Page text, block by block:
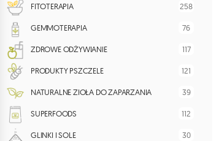
FITOTERAPIA 258
GEMMOTERAPIA 76
ZDROWE ODŻYWIANIE 117
PRODUKTY PSZCZELE 121
NATURALNE ZIOŁA DO ZAPARZANIA 39
SUPERFOODS 112
GLINKI I SOLE 30